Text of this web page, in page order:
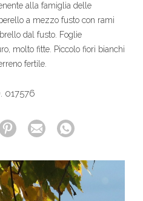
alla famiglia delle
a mezzo fusto con rami
dal fusto. Foglie
molto fitte. Piccolo fiori bianchi
fertile.
017576